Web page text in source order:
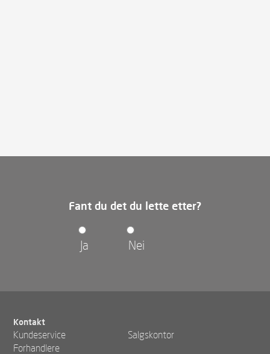
Fant du det du lette etter?
Ja Nei
Kontakt
Kundeservice
Salgskontor
Forhandlere